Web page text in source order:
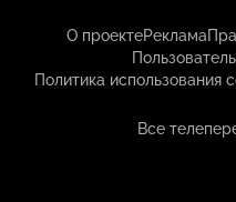
О проектеРеклама
Политика использования
Все